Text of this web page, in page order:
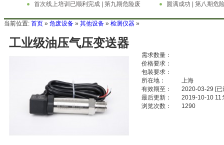
首次线上培训已顺利完成 | 第九期危险废
物管理与技术实务精英特训营
圆满成功 | 第八期危
务精英特训营
当前位置: 首页 » 危废设备 » 其他设备 » 检测仪器 »
工业级油压气压变送器
需求数量：
价格要求：
包装要求：
所在地：
上海
有效期至：
2020-03-29 [
最后更新：
2019-10-10
浏览次数：
1290